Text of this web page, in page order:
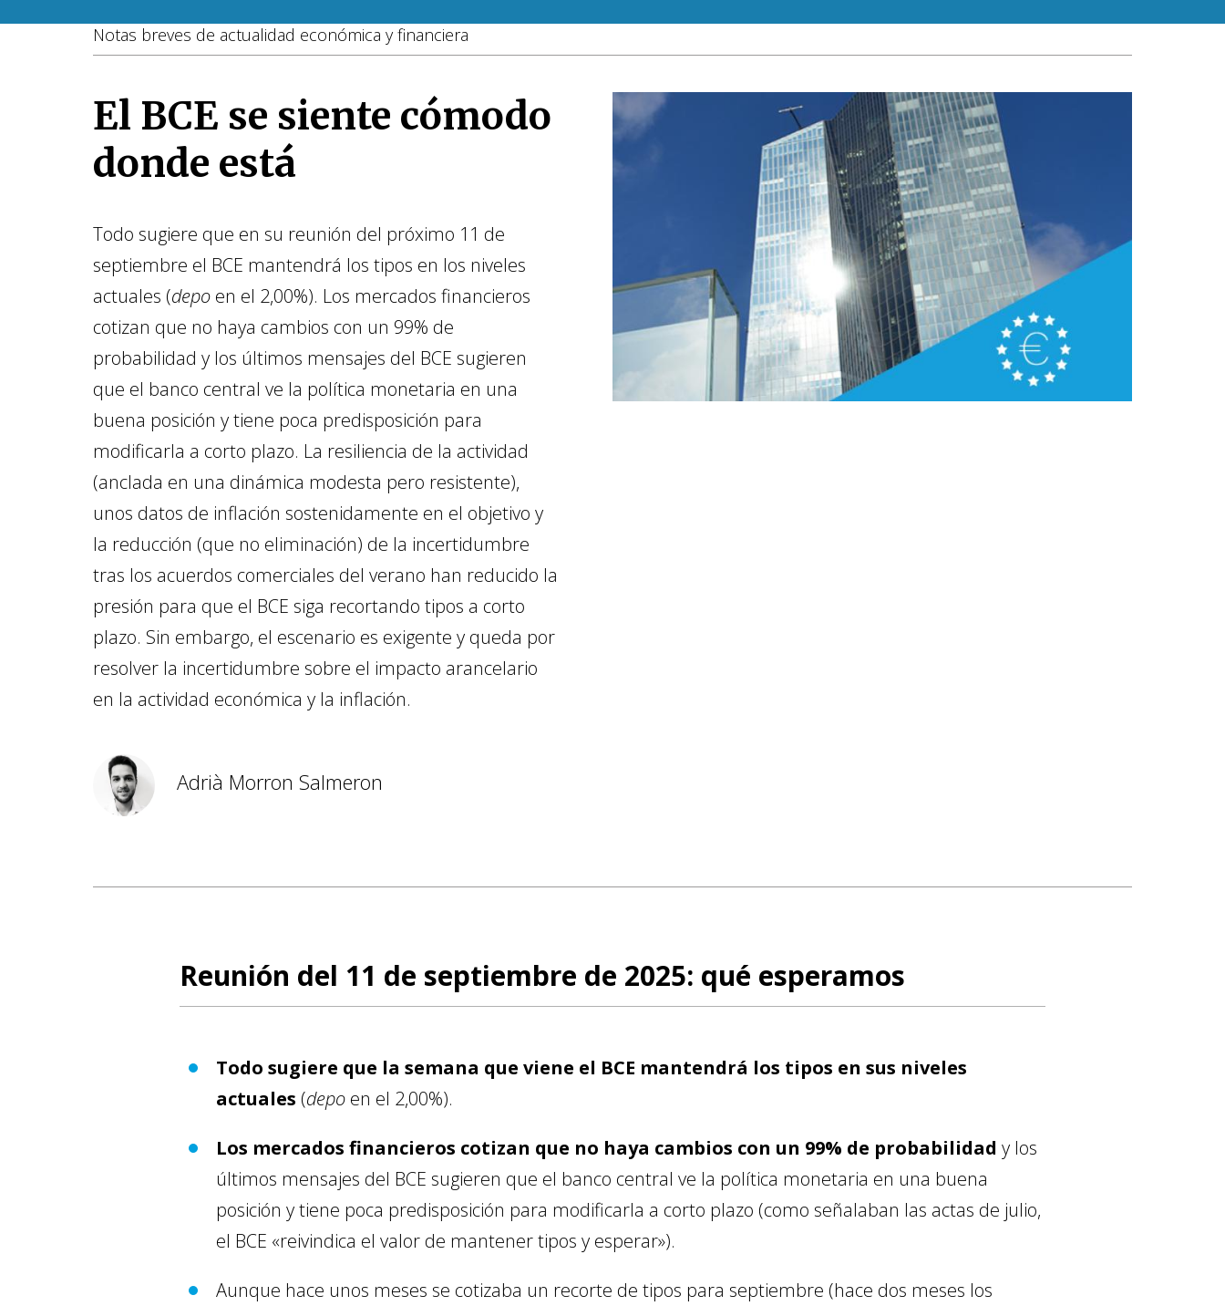
Notas breves de actualidad económica y financiera
El BCE se siente cómodo
donde está
Todo sugiere que en su reunión del próximo 11 de
septiembre el BCE mantendrá los tipos en los niveles
actuales (depo en el 2,00%). Los mercados financieros
cotizan que no haya cambios con un 99% de
probabilidad y los últimos mensajes del BCE sugieren
que el banco central ve la política monetaria en una
buena posición y tiene poca predisposición para
modificarla a corto plazo. La resiliencia de la actividad
(anclada en una dinámica modesta pero resistente),
unos datos de inflación sostenidamente en el objetivo y
la reducción (que no eliminación) de la incertidumbre
tras los acuerdos comerciales del verano han reducido la
presión para que el BCE siga recortando tipos a corto
plazo. Sin embargo, el escenario es exigente y queda por
resolver la incertidumbre sobre el impacto arancelario
en la actividad económica y la inflación.
Adrià Morron Salmeron
Reunión del 11 de septiembre de 2025: qué esperamos
Todo sugiere que la semana que viene el BCE mantendrá los tipos en sus niveles
actuales (depo en el 2,00%).
Los mercados financieros cotizan que no haya cambios con un 99% de probabilidad y los
últimos mensajes del BCE sugieren que el banco central ve la política monetaria en una buena
posición y tiene poca predisposición para modificarla a corto plazo (como señalaban las actas de julio,
el BCE «reivindica el valor de mantener tipos y esperar»).
Aunque hace unos meses se cotizaba un recorte de tipos para septiembre (hace dos meses los